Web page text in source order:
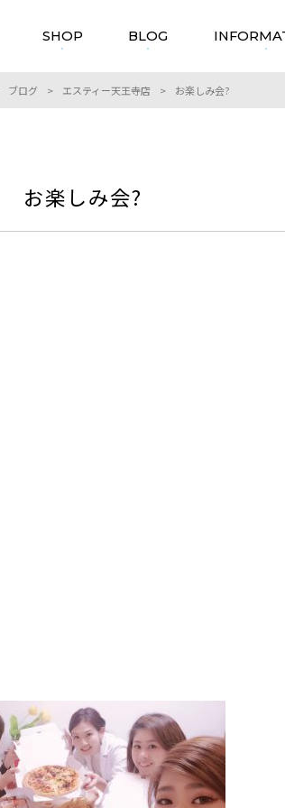
SHOP BLOG
ブログ > エスティー天王寺店 > お楽しみ会?
お楽しみ会?